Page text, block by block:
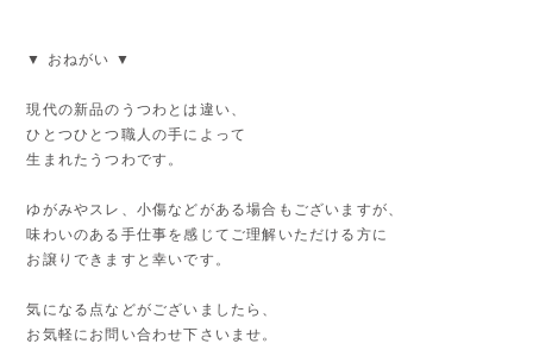
▼ おねがい ▼
現代の新品のうつわとは違い、
ひとつひとつ職人の手によって
生まれたうつわです。
ゆがみやスレ、小傷などがある場合もございますが、
味わいのある手仕事を感じてご理解いただける方に
お譲りできますと幸いです。
気になる点などがございましたら、
お気軽にお問い合わせ下さいませ。